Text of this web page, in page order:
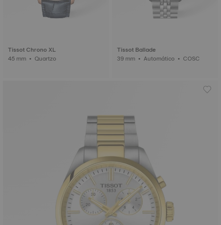
Tissot Chrono XL
45 mm • Quartzo
Tissot Ballade
39 mm • Automático • COSC